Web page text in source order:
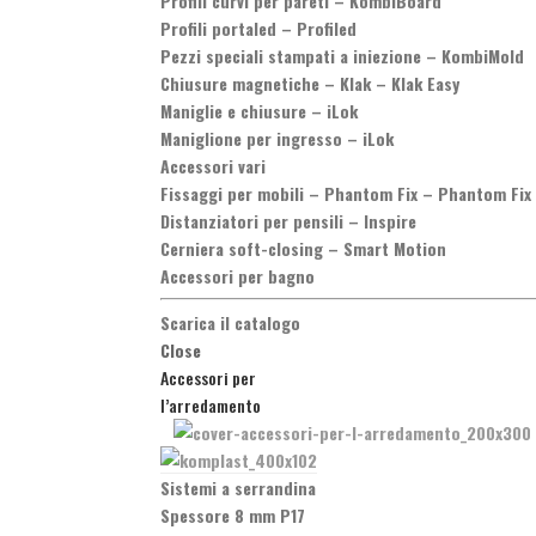
Profili portaled – Profiled
Pezzi speciali stampati a iniezione – KombiMold
Chiusure magnetiche – Klak – Klak Easy
Maniglie e chiusure – iLok
Maniglione per ingresso – iLok
Accessori vari
Fissaggi per mobili – Phantom Fix – Phantom
Distanziatori per pensili – Inspire
Cerniera soft-closing – Smart Motion
Accessori per bagno
Scarica il catalogo
Close
Accessori per
l’arredamento
Sistemi a serrandina
Spessore 8 mm P17